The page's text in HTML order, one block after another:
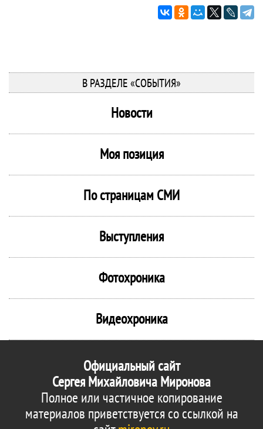
В РАЗДЕЛЕ «СОБЫТИЯ»
Новости
Моя позиция
По страницам СМИ
Выступления
Фотохроника
Видеохроника
Официальный сайт
Сергея Михайловича Миронова
Полное или частичное копирование
материалов приветствуется со ссылкой на